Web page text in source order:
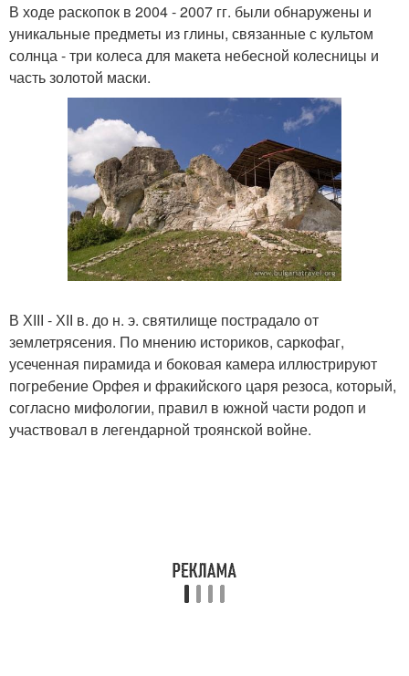
В ходе раскопок в 2004 - 2007 гг. были обнаружены и
уникальные предметы из глины, связанные с культом
солнца - три колеса для макета небесной колесницы и
часть золотой маски.
В ХІІІ - ХІІ в. до н. э. святилище пострадало от
землетрясения. По мнению историков, саркофаг,
усеченная пирамида и боковая камера иллюстрируют
погребение Орфея и фракийского царя резоса, который,
согласно мифологии, правил в южной части родоп и
участвовал в легендарной троянской войне.